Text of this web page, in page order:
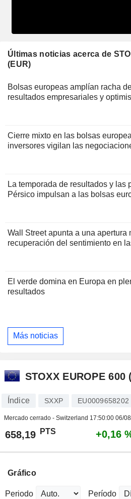
Últimas noticias acerca de
(EUR)
Bolsas europeas amplían racha
resultados empresariales y
Cierre mixto en las bolsas
inversores vigilan las
La temporada de resultados y las
Pérsico impulsan a las bolsas
Wall Street apunta a una apertura
recuperación del sentimiento en
El verde domina en Europa en
resultados
Más noticias
STOXX EUROPE 600
Índice SXXP EU0009658202
Mercado cerrado - Switzerland 17:50:00 06/
658,19 PTS +0,16
Gráfico
Periodo Período